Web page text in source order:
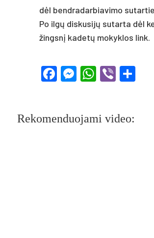
dėl bend­ra­dar­bia­vi­mo
Po ilgų dis­ku­sijų su­tar­ta dėl
žingsnį ka­detų mo­kyk­los link.
Facebook
Messenger
Viber
Rekomenduojami video: